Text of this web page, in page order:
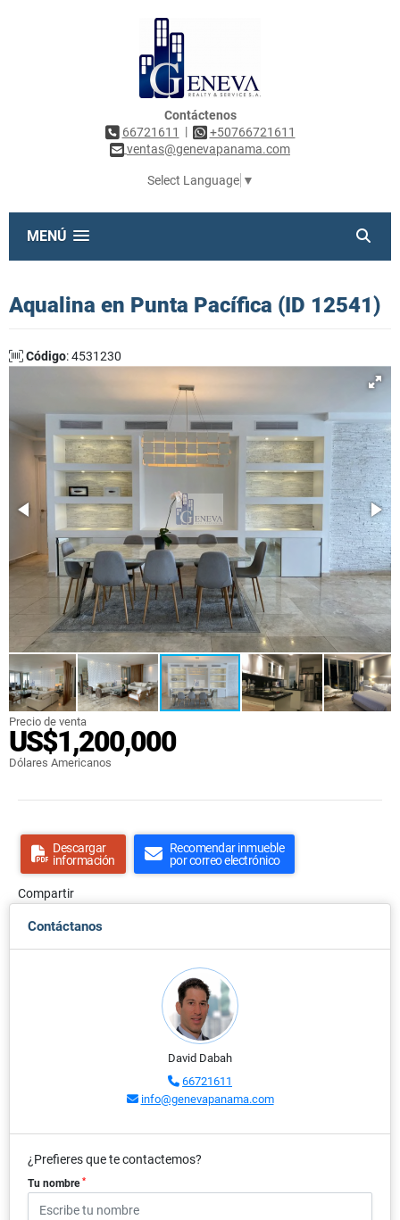
Contáctenos
66721611
|
+50766721611
ventas@genevapanama.com
Select Language ▼
MENÚ
Aqualina en Punta Pacífica (ID 12541)
Código: 4531230
Precio de venta
US$1,200,000
Dólares Americanos
Descargar
información
Recomendar inmueble
por correo electrónico
Compartir
Contáctanos
David Dabah
66721611
info@genevapanama.com
¿Prefieres que te contactemos?
Tu nombre *